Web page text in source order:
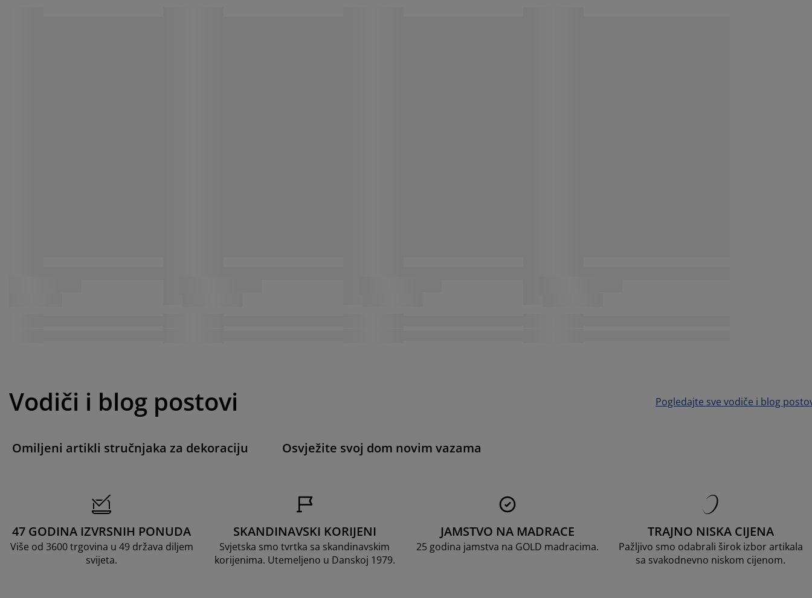
Vodiči i blog postovi Pogledajte sve vodiče i blog
Omiljeni artikli stručnjaka za dekoraciju Osvježite svoj dom novim vazama
47 GODINA IZVRSNIH PONUDA
Više od 3600 trgovina u 49 država diljem
svijeta.
SKANDINAVSKI KORIJENI
Svjetska smo tvrtka sa skandinavskim
korijenima. Utemeljeno u Danskoj 1979.
JAMSTVO NA MADRACE
25 godina jamstva na GOLD madracima.
TRAJNO NISKA CIJENA
Pažljivo smo odabrali širok izbor artikala
sa svakodnevno niskom cijenom.